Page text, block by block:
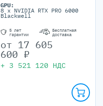
GPU:
8 x NVIDIA RTX PRO 6000
Blackwell
5 лет
гарантии
Бесплатная
доставка
от 17 605
600 ₽
+ 3 521 120 НДС